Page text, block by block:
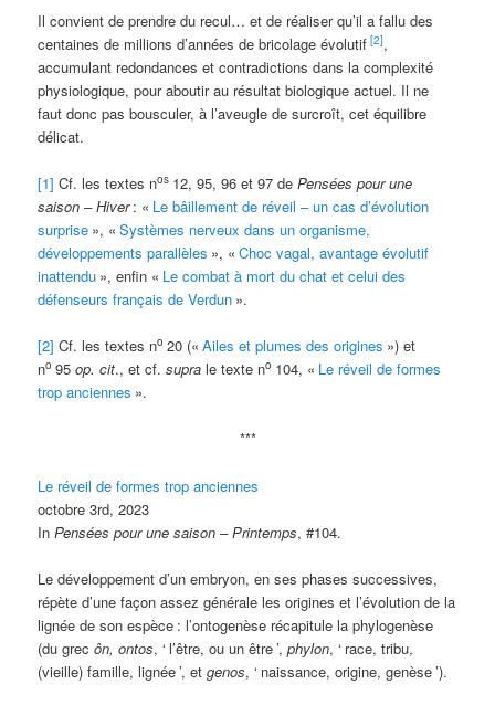
Il convient de prendre du recul… et de réaliser qu’il a fallu des
centaines de millions d’années de bricolage évolutif [2],
accumulant redondances et contradictions dans la complexité
physiologique, pour aboutir au résultat biologique actuel. Il ne
faut donc pas bousculer, à l’aveugle de surcroît, cet équilibre
délicat.
[1] Cf. les textes nos 12, 95, 96 et 97 dePensées pour une
saison – Hiver : « Le bâillement de réveil – un cas d’évolution
surprise », « Systèmes nerveux dans un organisme,
développements parallèles », « Choc vagal, avantage évolutif
inattendu », enfin « Le combat à mort du chat et celui des
défenseurs français de Verdun ».
[2] Cf. les textes no 20 (« Ailes et plumes des origines ») et
no 95op. cit., et cf.supra le texte no 104, « Le réveil de formes
trop anciennes ».
***
Le réveil de formes trop anciennes
octobre 3rd, 2023
InPensées pour une saison – Printemps, #104.
Le développement d’un embryon, en ses phases successives,
répète d’une façon assez générale les origines et l’évolution de la
lignée de son espèce : l’ontogenèse récapitule la phylogenèse
(du grecôn, ontos, ‘ l’être, ou un être’,phylon, ‘ race, tribu,
(vieille) famille, lignée’, etgenos, ‘ naissance, origine, genèse’).